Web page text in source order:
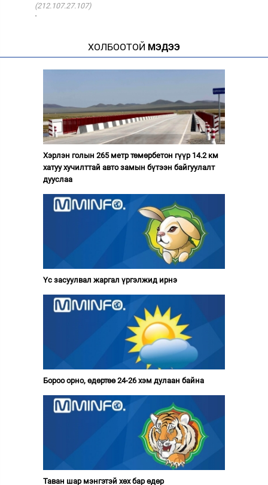
(212.107.27.107)
·
ХОЛБООТОЙ МЭДЭЭ
Хэрлэн голын 265 метр төмөрбетон гүүр 14.2 км
хатуу хучилттай авто замын бүтээн байгуулалт
дууслаа
Үс засуулвал жаргал үргэлжид ирнэ
Бороо орно, өдөртөө 24-26 хэм дулаан байна
Таван шар мэнгэтэй хөх бар өдөр